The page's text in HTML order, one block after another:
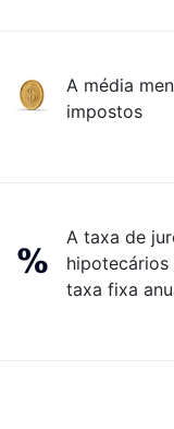
A média
impostos
A taxa de
hipotecários
taxa fixa